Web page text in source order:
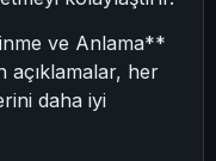
ve Anlama**
açıklamalar, her
daha iyi